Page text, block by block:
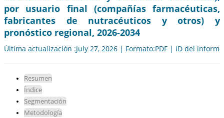
por usuario final (compañías farmacéuticas,
fabricantes de nutracéuticos y otros) y
pronóstico regional, 2026-2034
Última actualización :July 27, 2026 | Formato:PDF | ID del
Resumen
Índice
Segmentación
Metodología